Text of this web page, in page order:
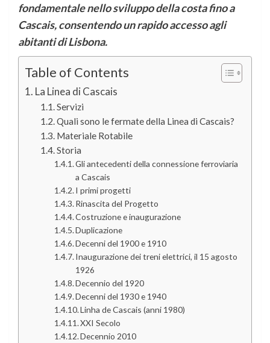
fondamentale nello sviluppo della costa fino a
Cascais, consentendo un rapido accesso agli
abitanti di Lisbona.
Table of Contents
La Linea di Cascais
Servizi
Quali sono le fermate della Linea di Cascais?
Materiale Rotabile
Storia
Gli antecedenti della connessione ferroviaria
a Cascais
I primi progetti
Rinascita del Progetto
Costruzione e inaugurazione
Duplicazione
Decenni del 1900 e 1910
Inaugurazione dei treni elettrici, il 15 agosto
1926
Decennio del 1920
Decenni del 1930 e 1940
Linha de Cascais (anni 1980)
XXI Secolo
Decennio 2010